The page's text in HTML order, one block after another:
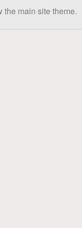
the main site theme.